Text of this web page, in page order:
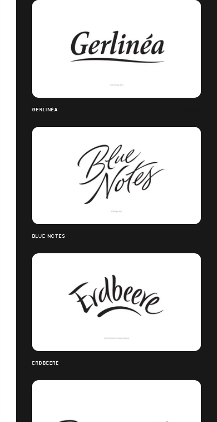
GERLINÉA
BLUE NOTES
ERDBEERE